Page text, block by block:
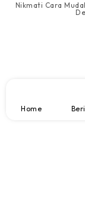
Nikmati Cara
Home